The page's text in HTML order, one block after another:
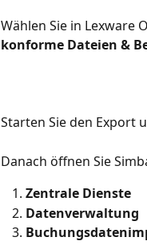
Wählen Sie in Lexware
konforme Dateien &
Starten Sie den Export
Danach öffnen Sie
Zentrale Dienste
Datenverwaltung